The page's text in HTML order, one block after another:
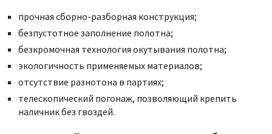
прочная сборно-разборная конструкция;
безпустотное заполнение полотна;
безкромочная технология окутывания полотна;
экологичность применяемых материалов;
отсутствие разнотона в партиях;
телескопический погонаж, позволяющий крепить
наличник без гвоздей.